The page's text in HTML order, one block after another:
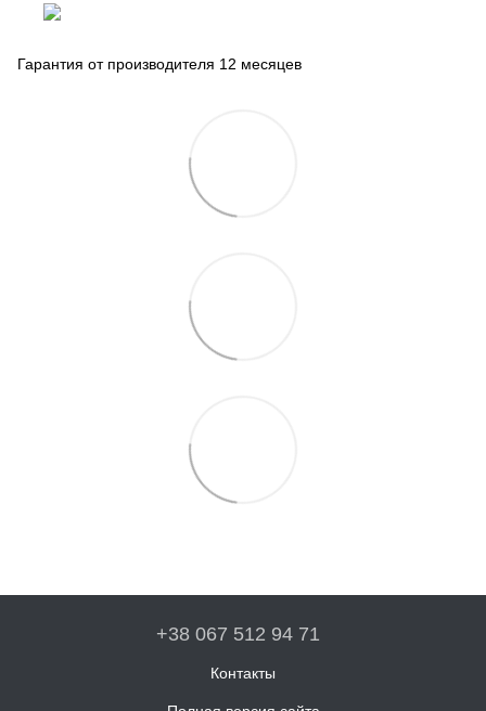
Гарантия от производителя 12 месяцев
+38 067 512 94 71
Контакты